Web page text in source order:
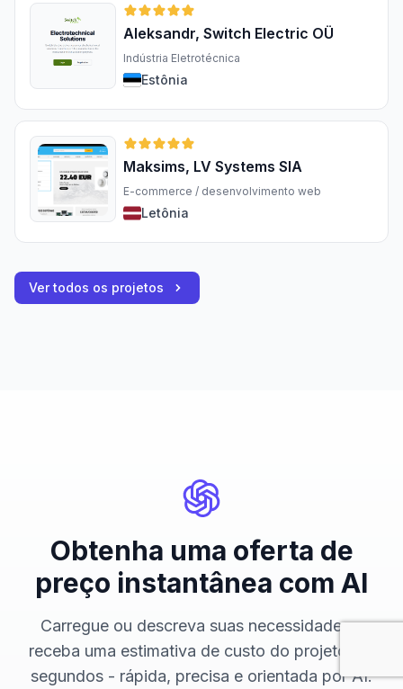
Aleksandr, Switch Electric OÜ
Indústria Eletrotécnica
Estônia
Maksims, LV Systems SIA
E-commerce / desenvolvimento web
Letônia
Ver todos os projetos
Obtenha uma oferta de
preço instantânea com AI
Carregue ou descreva suas necessidades e
receba uma estimativa de custo do projeto em
segundos - rápida, precisa e orientada por AI.